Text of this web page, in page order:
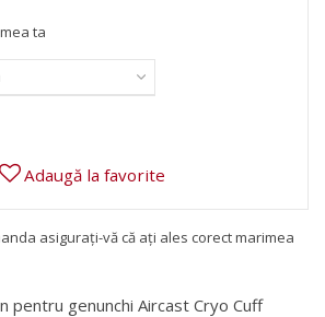
ta
Adaugă la favorite
asigurați-vă că ați ales corect marimea
pentru genunchi Aircast Cryo Cuff